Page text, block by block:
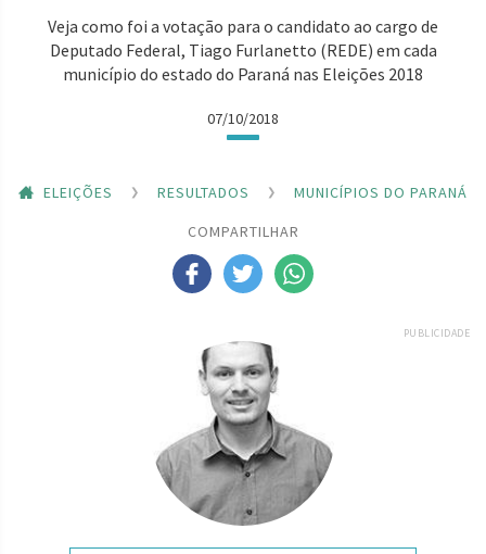
Veja como foi a votação para o candidato ao cargo de
Deputado Federal, Tiago Furlanetto (REDE) em cada
município do estado do Paraná nas Eleições 2018
07/10/2018
ELEIÇÕES RESULTADOS
MUNICÍPIOS DO PARANÁ
COMPARTILHAR
PUBLICIDADE